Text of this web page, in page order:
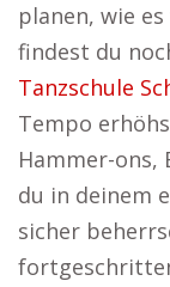
planen, wie
findest du
Tanzschule
Tempo
Hammer-ons,
du in deinem
sicher